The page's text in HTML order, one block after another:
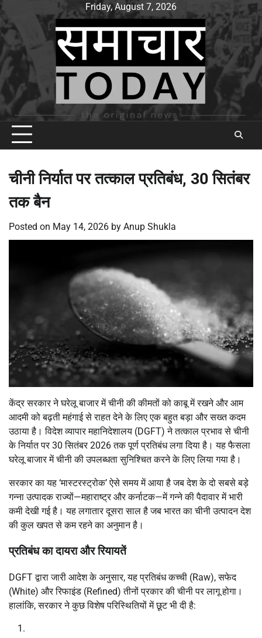
Skip
to
content
Friday, August 7, 2026
चीनी निर्यात पर तत्काल प्रतिबंध, 30 सितंबर
तक बैन
Posted on May 14, 2026 by Anup Shukla
केंद्र सरकार ने घरेलू बाजार में चीनी की कीमतों को काबू में रखने और आम
आदमी को बढ़ती महंगाई से राहत देने के लिए एक बहुत बड़ा और सख्त कदम
उठाया है। विदेश व्यापार महानिदेशालय (DGFT) ने तत्काल प्रभाव से चीनी
के निर्यात पर 30 सितंबर 2026 तक पूर्ण प्रतिबंध लगा दिया है। यह फैसला
घरेलू बाजार में चीनी की उपलब्धता सुनिश्चित करने के लिए लिया गया है।
सरकार का यह ‘मास्टरस्ट्रोक’ ऐसे समय में आया है जब देश के दो सबसे बड़े
गन्ना उत्पादक राज्यों—महाराष्ट्र और कर्नाटक—में गन्ने की पैदावार में भारी
कमी देखी गई है। यह लगातार दूसरा साल है जब भारत का चीनी उत्पादन देश
की कुल खपत से कम रहने का अनुमान है।
प्रतिबंध का दायरा और रियायतें
DGFT द्वारा जारी आदेश के अनुसार, यह प्रतिबंध कच्ची (Raw), सफेद
(White) और रिफाइंड (Refined) तीनों प्रकार की चीनी पर लागू होगा।
हालांकि, सरकार ने कुछ विशेष परिस्थितियों में छूट भी दी है: